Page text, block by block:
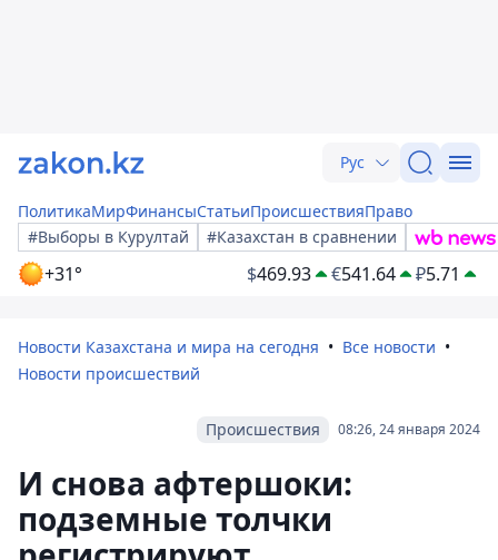
Рус
ПолитикаМирФинансыСтатьиПроисшествияПраво
#Выборы в Курултай
#Казахстан в сравнении
+31° $469.93 €541.64 ₽5.71
Новости Казахстана и мира на сегодня
Все новости
Новости происшествий
08:26, 24 января 2024
Происшествия
И снова афтершоки:
подземные толчки